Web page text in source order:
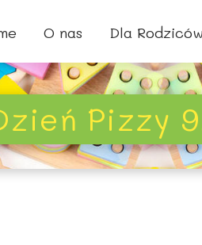
O nas Dla Rodziców
Pizzy